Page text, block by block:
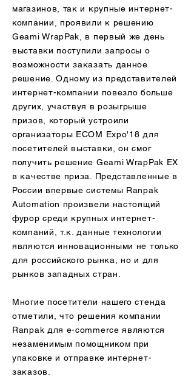
магазинов, так и крупные интернет-
компании, проявили к решению
Geami WrapPak, в первый же день
выставки поступили запросы о
возможности заказать данное
решение. Одному из представителей
интернет-компании повезло больше
других, участвуя в розыгрыше
призов, который устроили
организаторы ECOM Expo'18 для
посетителей выставки, он смог
получить решение Geami WrapPak EX
в качестве приза. Представленные в
России впервые системы Ranpak
Automation произвели настоящий
фурор среди крупных интернет-
компаний, т.к. данные технологии
являются инновационными не только
для российского рынка, но и для
рынков западных стран.
Многие посетители нашего стенда
отметили, что решения компании
Ranpak для e-commerce являются
незаменимым помощником при
упаковке и отправке интернет-
заказов.